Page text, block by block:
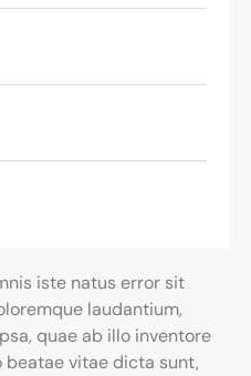
iste natus error sit
laudantium,
quae ab illo inventore
vitae dicta sunt,